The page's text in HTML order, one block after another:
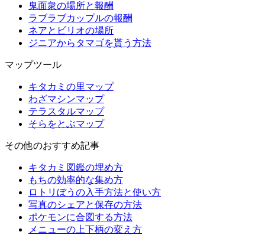
鬼面衆の場所と報酬
ラブラブカップルの報酬
ネアとビリオの場所
ジニアからタマゴを貰う方法
マップツール
キタカミの里マップ
わざマシンマップ
テラスタルマップ
そらをとぶマップ
その他のおすすめ記事
キタカミ図鑑の埋め方
もちの効率的な集め方
ロトリぼうの入手方法と使い方
写真のシェアと保存の方法
ポケモンに合図する方法
メニューの上下柄の変え方